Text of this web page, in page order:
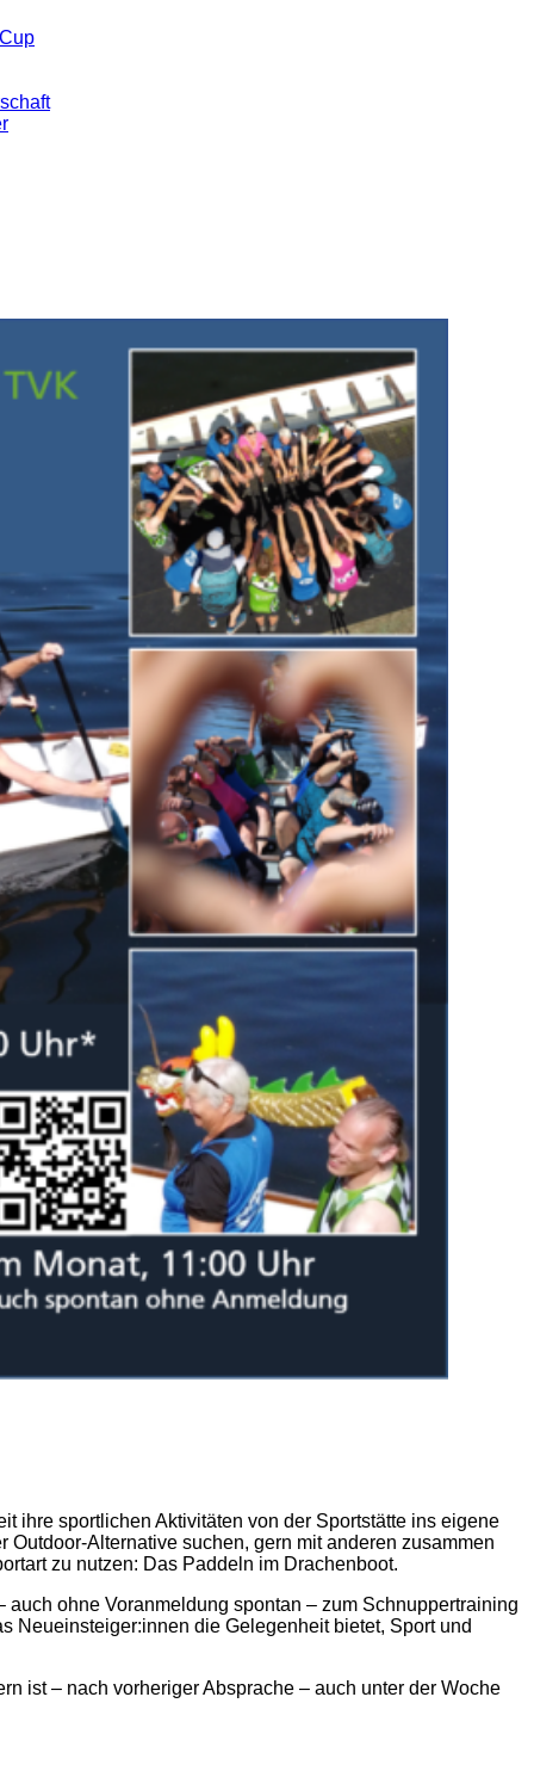
ihre sportlichen Aktivitäten von der Sportstätte ins eigene
Alternative suchen, gern mit anderen zusammen
zu nutzen: Das Paddeln im Drachenboot.
ohne Voranmeldung spontan – zum Schnuppertraining
Neueinsteiger:innen die Gelegenheit bietet, Sport und
ist – nach vorheriger Absprache – auch unter der Woche